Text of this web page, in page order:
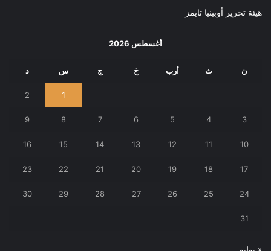
هيئة تحرير أوبينيا تايمز
أغسطس 2026
ن ث أرب خ ج س د
1
2
3
4
5
6
7
8
9
10
11
12
13
14
15
16
17
18
19
20
21
22
23
24
25
26
27
28
29
30
31
« يوليو